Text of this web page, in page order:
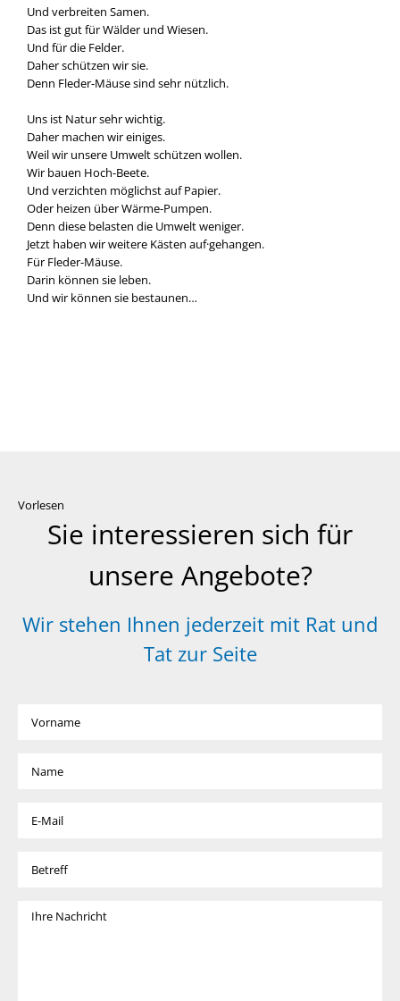
Und ver­brei­ten Samen.
Das ist gut für Wäl­der und Wie­sen.
Und für die Fel­der.
Daher schüt­zen wir sie.
Denn Fleder-Mäuse sind sehr nütz­lich.
Uns ist Natur sehr wich­tig.
Daher machen wir eini­ges.
Weil wir unse­re Umwelt schüt­zen wol­len.
Wir bau­en Hoch-Beete.
Und ver­zich­ten mög­lichst auf Papier.
Oder hei­zen über Wärme-Pumpen.
Denn die­se belas­ten die Umwelt weni­ger.
Jetzt haben wir wei­te­re Käs­ten auf·gehangen.
Für Fleder-Mäuse.
Dar­in kön­nen sie leben.
Und wir kön­nen sie bestau­nen…
Vorlesen
Sie interessieren sich für
unsere Angebote?
Wir stehen Ihnen jederzeit mit Rat und
Tat zur Seite